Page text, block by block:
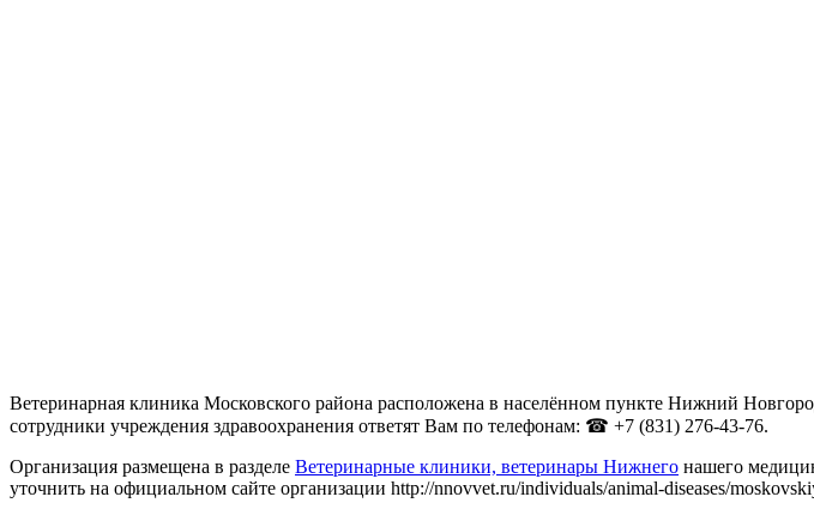
Ветеринарная клиника Московского района расположена в населённом пункте Нижний
сотрудники учреждения здравоохранения ответят Вам по телефонам: ☎ +7 (831) 276-43-76.
Организация размещена в разделе Ветеринарные клиники, ветеринары Нижнего нашего
уточнить на официальном сайте организации http://nnovvet.ru/individuals/animal-diseases/